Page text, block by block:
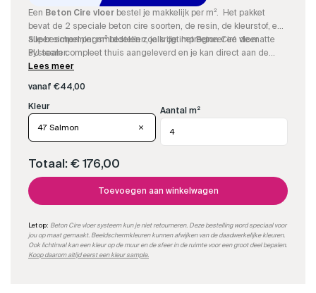
Een Beton Cire vloer bestel je makkelijk per m². Het pakket
bevat de 2 speciale beton cire soorten, de resin, de kleurstof, en
alle beschermingsmiddelen zoals de impregneer en de matte
PU sealer.
Super simpel per m² bestellen, je krijgt het Beton Ciré vloer
systeem compleet thuis aangeleverd en je kan direct aan de
slag.
Lees meer
vanaf €44,00
47 Salmon
Aantal m²
Totaal: € 176,00
Toevoegen aan winkelwagen
Let op: Beton Cire vloer systeem kun je niet retourneren. Deze bestelling word speciaal voor
jou op maat gemaakt. Beeldschermkleuren kunnen afwijken van de daadwerkelijke kleuren.
Ook lichtinval kan een kleur op de muur en de sfeer in de ruimte voor een groot deel bepalen.
Koop daarom altijd eerst een kleur sample.